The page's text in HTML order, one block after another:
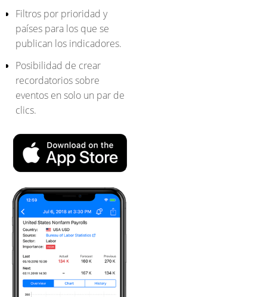
Filtros por prioridad y
países para los que se
publican los indicadores.
Posibilidad de crear
recordatorios sobre
eventos en solo un par de
clics.